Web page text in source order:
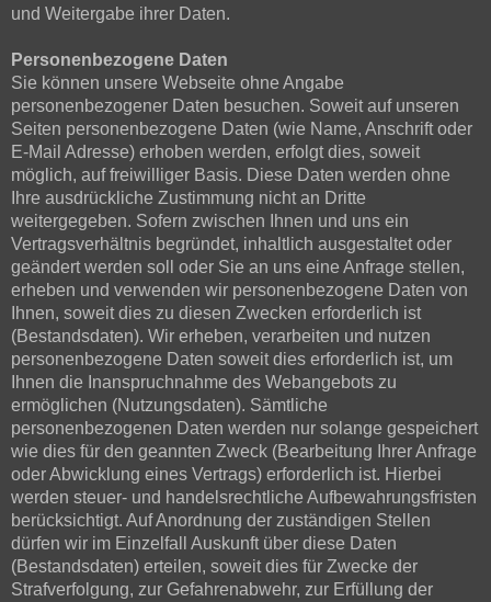
und Weitergabe ihrer Daten.
Personenbezogene Daten
Sie können unsere Webseite ohne Angabe
personenbezogener Daten besuchen. Soweit auf unseren
Seiten personenbezogene Daten (wie Name, Anschrift oder
E-Mail Adresse) erhoben werden, erfolgt dies, soweit
möglich, auf freiwilliger Basis. Diese Daten werden ohne
Ihre ausdrückliche Zustimmung nicht an Dritte
weitergegeben. Sofern zwischen Ihnen und uns ein
Vertragsverhältnis begründet, inhaltlich ausgestaltet oder
geändert werden soll oder Sie an uns eine Anfrage stellen,
erheben und verwenden wir personenbezogene Daten von
Ihnen, soweit dies zu diesen Zwecken erforderlich ist
(Bestandsdaten). Wir erheben, verarbeiten und nutzen
personenbezogene Daten soweit dies erforderlich ist, um
Ihnen die Inanspruchnahme des Webangebots zu
ermöglichen (Nutzungsdaten). Sämtliche
personenbezogenen Daten werden nur solange gespeichert
wie dies für den geannten Zweck (Bearbeitung Ihrer Anfrage
oder Abwicklung eines Vertrags) erforderlich ist. Hierbei
werden steuer- und handelsrechtliche Aufbewahrungsfristen
berücksichtigt. Auf Anordnung der zuständigen Stellen
dürfen wir im Einzelfall Auskunft über diese Daten
(Bestandsdaten) erteilen, soweit dies für Zwecke der
Strafverfolgung, zur Gefahrenabwehr, zur Erfüllung der